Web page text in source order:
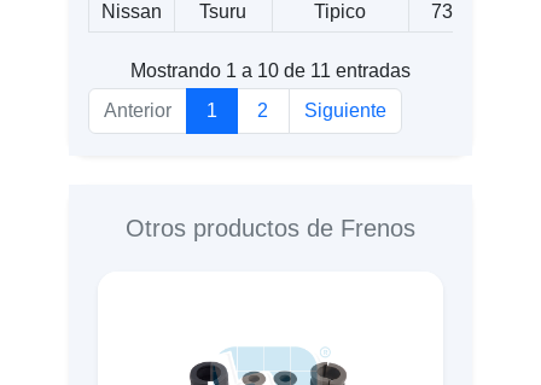
Nissan
Tsuru Tipico 7388
Mostrando 1 a 10 de 11 entradas
Anterior
1 2 Siguiente
Otros productos de Frenos